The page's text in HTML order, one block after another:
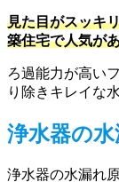
見た目がスッキ
築住宅で人気が
ろ過能力が高い
り除きキレイな
浄水器の水
浄水器の水漏れ